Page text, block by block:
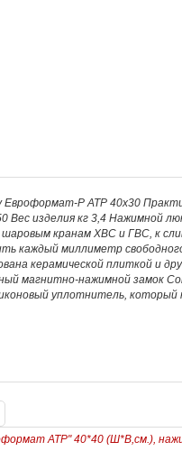
Евроформат-Р АТР 40х30
изделия кг 3,4 Нажимной
кранам ХВС и ГВС, к
каждый миллиметр
керамической плиткой и
магнитно-нажимной замок
уплотнитель,
АТР" 40*40 (Ш*В,см.),